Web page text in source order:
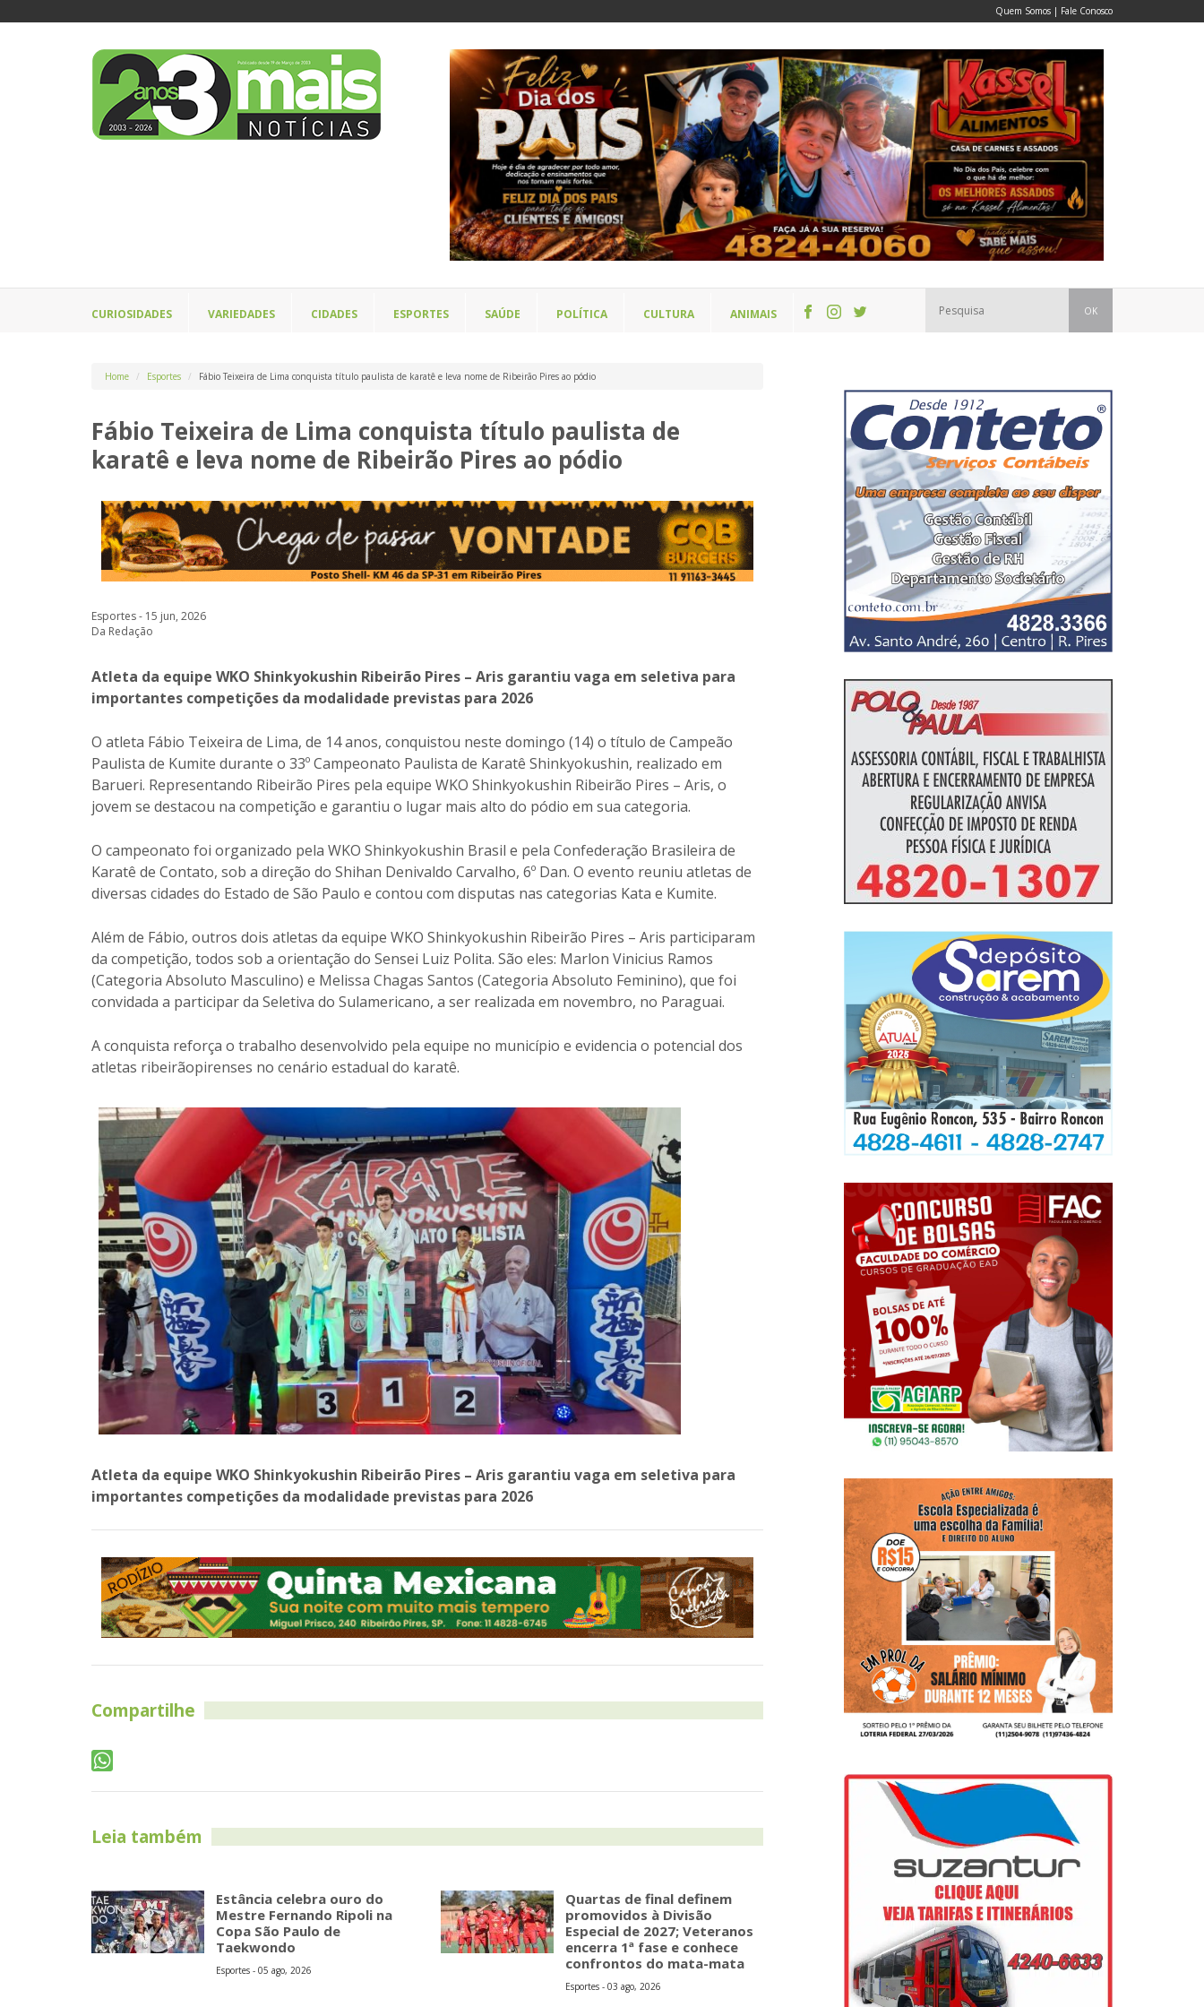
Quem Somos | Fale Conosco
CURIOSIDADES VARIEDADES CIDADES ESPORTES SAÚDE POLÍTICA CULTURA ANIMAIS OK
Home Esportes Fábio Teixeira de Lima conquista título paulista de karatê e leva nome de Ribeirão Pires ao pódio
Fábio Teixeira de Lima conquista título paulista de
karatê e leva nome de Ribeirão Pires ao pódio
Esportes - 15 jun, 2026
Da Redação
Atleta da equipe WKO Shinkyokushin Ribeirão Pires – Aris garantiu vaga em seletiva para
importantes competições da modalidade previstas para 2026
O atleta Fábio Teixeira de Lima, de 14 anos, conquistou neste domingo (14) o título de Campeão
Paulista de Kumite durante o 33º Campeonato Paulista de Karatê Shinkyokushin, realizado em
Barueri. Representando Ribeirão Pires pela equipe WKO Shinkyokushin Ribeirão Pires – Aris, o
jovem se destacou na competição e garantiu o lugar mais alto do pódio em sua categoria.
O campeonato foi organizado pela WKO Shinkyokushin Brasil e pela Confederação Brasileira de
Karatê de Contato, sob a direção do Shihan Denivaldo Carvalho, 6º Dan. O evento reuniu atletas de
diversas cidades do Estado de São Paulo e contou com disputas nas categorias Kata e Kumite.
Além de Fábio, outros dois atletas da equipe WKO Shinkyokushin Ribeirão Pires – Aris participaram
da competição, todos sob a orientação do Sensei Luiz Polita. São eles: Marlon Vinicius Ramos
(Categoria Absoluto Masculino) e Melissa Chagas Santos (Categoria Absoluto Feminino), que foi
convidada a participar da Seletiva do Sulamericano, a ser realizada em novembro, no Paraguai.
A conquista reforça o trabalho desenvolvido pela equipe no município e evidencia o potencial dos
atletas ribeirãopirenses no cenário estadual do karatê.
Atleta da equipe WKO Shinkyokushin Ribeirão Pires – Aris garantiu vaga em seletiva para
importantes competições da modalidade previstas para 2026
Compartilhe
Leia também
Estância celebra ouro do
Mestre Fernando Ripoli na
Copa São Paulo de
Taekwondo
Esportes - 05 ago, 2026
Quartas de final definem
promovidos à Divisão
Especial de 2027; Veteranos
encerra 1ª fase e conhece
confrontos do mata-mata
Esportes - 03 ago, 2026